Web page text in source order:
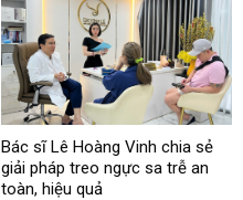
Bác sĩ Lê Hoàng Vinh chia sẻ
giải pháp treo ngực sa trễ an
toàn, hiệu quả